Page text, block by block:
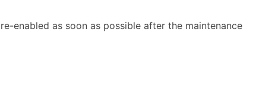
enabled as soon as possible after the maintenance